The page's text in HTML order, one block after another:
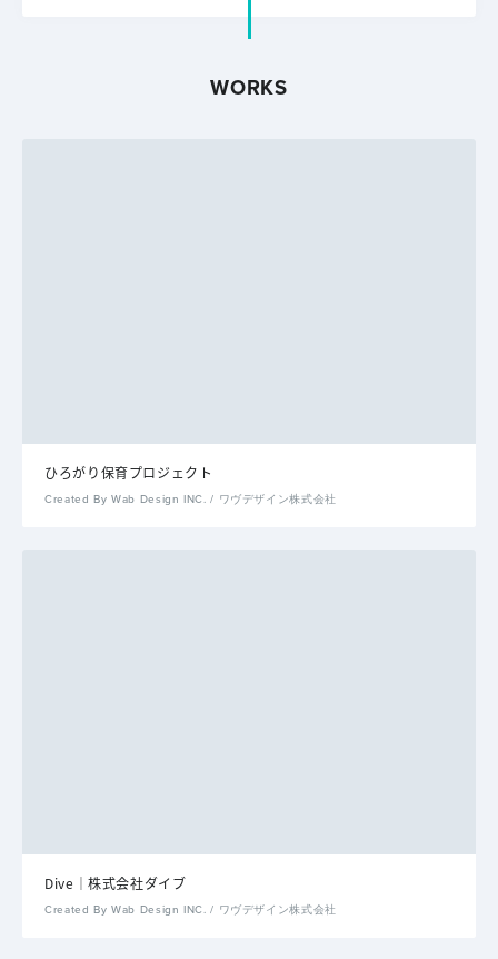
WORKS
ひろがり保育プロジェクト
Created By Wab Design INC. / ワヴデザイン株式会社
Dive｜株式会社ダイブ
Created By Wab Design INC. / ワヴデザイン株式会社